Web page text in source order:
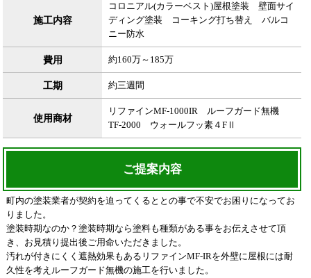
施工内容
コロニアル(カラーベスト)屋根塗装 壁面サイ
ディング塗装 コーキング打ち替え バルコ
ニー防水
費用 約160万～185万
工期 約三週間
使用商材
リファインMF-1000IR ルーフガード無機
TF-2000 ウォールフッ素４FⅡ
ご提案内容
町内の塗装業者が契約を迫ってくるととの事で不安でお困りになってお
りました。
塗装時期なのか？塗装時期なら塗料も種類がある事をお伝えさせて頂
き、お見積り提出後ご用命いただきました。
汚れが付きにくく遮熱効果もあるリファインMF-IRを外壁に屋根には耐
久性を考えルーフガード無機の施工を行いました。